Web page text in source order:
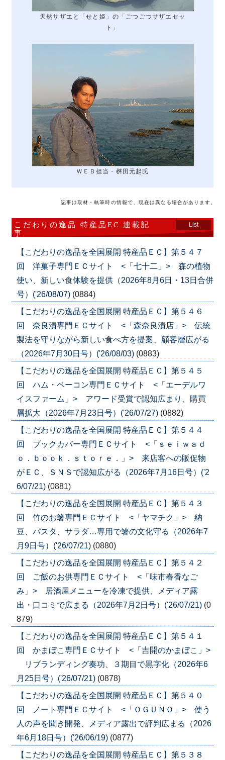
天然サザエと「せと姫」の「ごつごつサザエセッ
ト」
ＷＥＢ担当・桝田元起氏
記事は取材・執筆時の情報で、現在は異なる場合があります。
こだわりの逸品 特産品EC 連載記
事
List
【こだわりの逸品を全国展開 特産品ＥＣ】第５４７
回 洋菓子専門ＥＣサイト <「七十二」> 森の植物
使い、新しい食体験を提供（2026年8月6日・13日合併
号）('26/08/07) (0884)
【こだわりの逸品を全国展開 特産品ＥＣ】第５４６
回 奈良漬専門ＥＣサイト <「森奈良漬店」> 伝統
製法を守りながら新しい食べ方を提案、顧客層広がる
（2026年7月30日号）('26/08/03) (0883)
【こだわりの逸品を全国展開 特産品ＥＣ】第５４５
回 ハム・ベーコン専門ＥＣサイト <「エーデルワ
イスファーム」> アワード受賞で認知広まり、購買
層拡大（2026年7月23日号）('26/07/27) (0882)
【こだわりの逸品を全国展開 特産品ＥＣ】第５４４
回 ブックカバー専門ＥＣサイト <「ｓｅｉｗａｄ
ｏ．ｂｏｏｋ．ｓｔｏｒｅ．」> 来店客への販促物
がＥＣ、ＳＮＳで認知広がる（2026年7月16日号）('2
6/07/21) (0881)
【こだわりの逸品を全国展開 特産品ＥＣ】第５４３
回 竹のお箸専門ＥＣサイト <「ヤマチク」> 納
豆、パスタ、サラダ…専用で箸の文化守る（2026年7
月9日号）('26/07/21) (0880)
【こだわりの逸品を全国展開 特産品ＥＣ】第５４２
回 ご飯のお供専門ＥＣサイト <「味市春香なご
み」> 居酒屋メニューを冷凍で提供、メディア露
出・口コミで広まる（2026年7月2日号）('26/07/21) (0
879)
【こだわりの逸品を全国展開 特産品ＥＣ】第５４１
回 かまぼこ専門ＥＣサイト <「吉開のかまぼこ」>
リブランディング奏功、３期目で黒字化（2026年6
月25日号）('26/07/21) (0878)
【こだわりの逸品を全国展開 特産品ＥＣ】第５４０
回 ノート専門ＥＣサイト <「ＯＧＵＮＯ」> 使う
人の声を聞き開発、メディア露出で評判広まる（2026
年6月18日号）('26/06/19) (0877)
【こだわりの逸品を全国展開 特産品ＥＣ】第５３８